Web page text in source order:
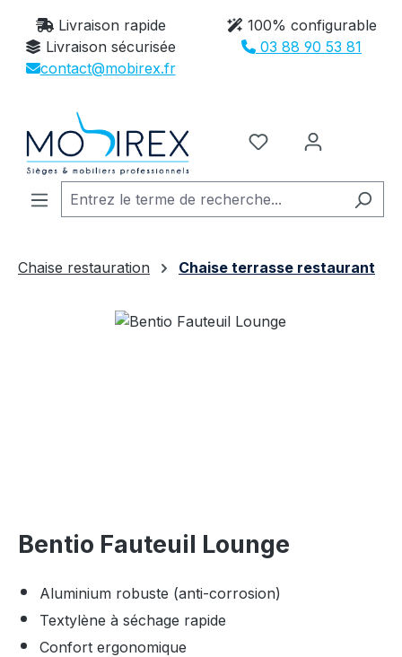
Passer au contenu principal
Livraison rapide
100% configurable
Livraison sécurisée
03 88 90 53 81
contact@mobirex.fr
Vous avez 0
Chaise restauration
Chaise terrasse restaurant
Bentio Fauteuil Lounge
Aluminium robuste (anti-corrosion)
Textylène à séchage rapide
Confort ergonomique